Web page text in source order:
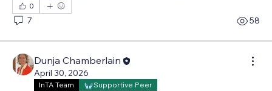
0
7 58
Dunja Chamberlain
April 30, 2026
InTA Team Supportive Peer